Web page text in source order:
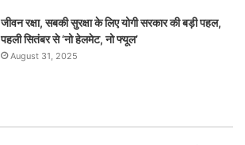
जीवन रक्षा, सबकी सुरक्षा के लिए योगी सरकार की बड़ी पहल,
पहली सितंबर से ‘नो हेलमेट, नो फ्यूल’
August 31, 2025